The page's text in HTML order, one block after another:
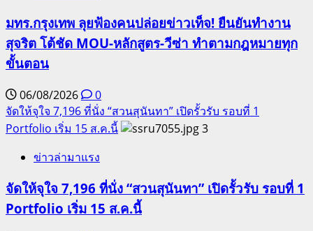
มทร.กรุงเทพ ลุยฟ้องคนปล่อยข่าวเท็จ! ยืนยันทำงาน
สุจริต โต้ชัด MOU-หลักสูตร-วีซ่า ทำตามกฎหมายทุก
ขั้นตอน
06/08/2026
0
จัดให้จุใจ 7,196 ที่นั่ง “สวนสุนันทา” เปิดรั้วรับ รอบที่ 1
Portfolio เริ่ม 15 ส.ค.นี้
3
ข่าวล่ามาแรง
จัดให้จุใจ 7,196 ที่นั่ง “สวนสุนันทา” เปิดรั้วรับ รอบที่ 1
Portfolio เริ่ม 15 ส.ค.นี้